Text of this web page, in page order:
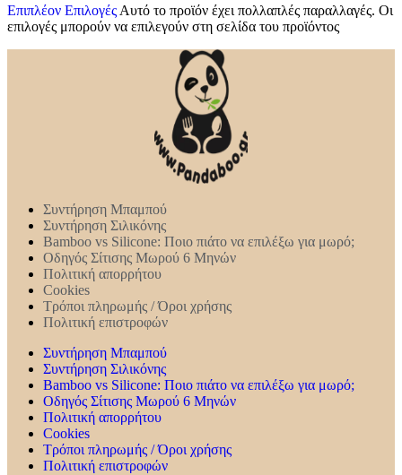
Επιπλέον Επιλογές Αυτό το προϊόν έχει πολλαπλές παραλλαγές. Οι
επιλογές μπορούν να επιλεγούν στη σελίδα του προϊόντος
Συντήρηση Mπαμπού
Συντήρηση Σιλικόνης
Bamboo vs Silicone: Ποιο πιάτο να επιλέξω για μωρό;
Οδηγός Σίτισης Μωρού 6 Μηνών
Πολιτική απορρήτου
Cookies
Τρόποι πληρωμής / Όροι χρήσης
Πολιτική επιστροφών
Συντήρηση Mπαμπού
Συντήρηση Σιλικόνης
Bamboo vs Silicone: Ποιο πιάτο να επιλέξω για μωρό;
Οδηγός Σίτισης Μωρού 6 Μηνών
Πολιτική απορρήτου
Cookies
Τρόποι πληρωμής / Όροι χρήσης
Πολιτική επιστροφών